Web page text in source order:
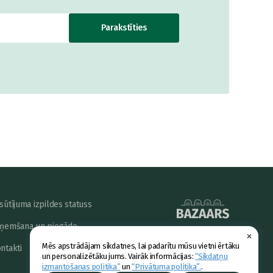
×
Mēs apstrādājam sīkdatnes, lai padarītu mūsu vietni ērtāku
un personalizētāku jums. Vairāk informācijas:“Sīkdatņu
izmantošanas politika” un“Privātuma politika”..
Parakstīties
izpildes statuss
un piegāde